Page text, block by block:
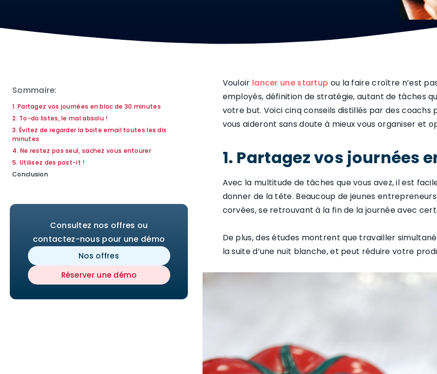
Sommaire:
1. Partagez vos journées en bloc de 30 minutes
2. To-do listes, le mal absolu !
3. Évitez de regarder la boite email toutes les dix
minutes
4. Ne restez pas seul, sachez vous entourer
5. Utilisez des post-it !
Conclusion
Consultez nos offres ou
contactez-nous pour une démo
Nos offres
Réserver une démo
Vouloir lancer une startup ou la faire croître n’est
employés, définition de stratégie, autant de tâches
votre but. Voici cinq conseils distillés par des
vous aideront sans doute à mieux vous organiser et
1. Partagez vos journées
Avec la multitude de tâches que vous avez, il est
donner de la tête. Beaucoup de jeunes
corvées, se retrouvant à la fin de la journée avec
De plus, des études montrent que travailler
la suite d’une nuit blanche, et peut réduire votre